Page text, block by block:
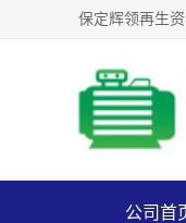
公司首